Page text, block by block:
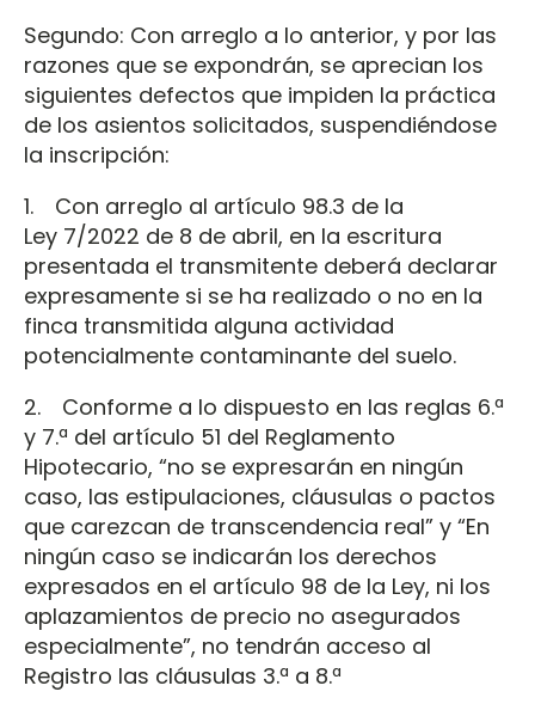
Segundo: Con arreglo a lo anterior, y por las
razones que se expondrán, se aprecian los
siguientes defectos que impiden la práctica
de los asientos solicitados, suspendiéndose
la inscripción:
1. Con arreglo al artículo 98.3 de la
Ley 7/2022 de 8 de abril, en la escritura
presentada el transmitente deberá declarar
expresamente si se ha realizado o no en la
finca transmitida alguna actividad
potencialmente contaminante del suelo.
2. Conforme a lo dispuesto en las reglas 6.ª
y 7.ª del artículo 51 del Reglamento
Hipotecario, “no se expresarán en ningún
caso, las estipulaciones, cláusulas o pactos
que carezcan de transcendencia real” y “En
ningún caso se indicarán los derechos
expresados en el artículo 98 de la Ley, ni los
aplazamientos de precio no asegurados
especialmente”, no tendrán acceso al
Registro las cláusulas 3.ª a 8.ª